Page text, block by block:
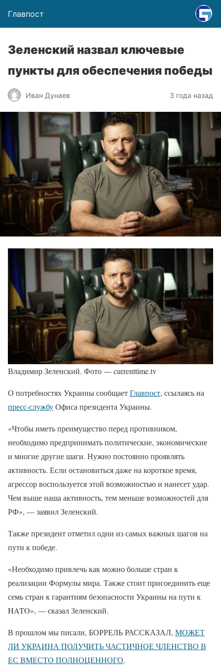
Главпост
Зеленский назвал ключевые
пункты для обеспечения победы
Иван Дунаев 3 года назад
Владимир Зеленский. Фото — currenttime.tv
О потребностях Украины сообщаетГлавпост, ссылаясь на
пресс-службуОфиса президента Украины.
«Чтобы иметь преимущество перед противником,
необходимо предпринимать политические, экономические
и многие другие шаги. Нужно постоянно проявлять
активность. Если остановиться даже на короткое время,
агрессор воспользуется этой возможностью и нанесет удар.
Чем выше наша активность, тем меньше возможностей для
РФ», — заявил Зеленский.
Также президент отметил одни из самых важных шагов на
пути к победе.
«Необходимо привлечь как можно больше стран к
реализации Формулы мира. Также стоит присоединить еще
семь стран к гарантиям безопасности Украины на пути к
HATO», — сказал Зеленский.
В прошлом мы писали, БОРРЕЛЬ РАССКАЗАЛ, МОЖЕТ
ЛИ УКРАИНА ПОЛУЧИТЬ ЧАСТИЧНОЕ ЧЛЕНСТВО В
ЕС ВМЕСТО ПОЛНОЦЕННОГО.